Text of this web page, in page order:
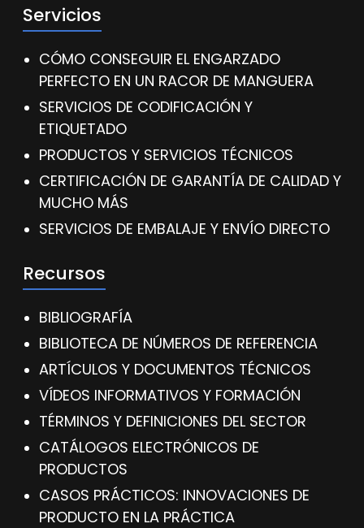
Servicios
CÓMO CONSEGUIR EL ENGARZADO
PERFECTO EN UN RACOR DE MANGUERA
SERVICIOS DE CODIFICACIÓN Y
ETIQUETADO
PRODUCTOS Y SERVICIOS TÉCNICOS
CERTIFICACIÓN DE GARANTÍA DE CALIDAD Y
MUCHO MÁS
SERVICIOS DE EMBALAJE Y ENVÍO DIRECTO
Recursos
BIBLIOGRAFÍA
BIBLIOTECA DE NÚMEROS DE REFERENCIA
ARTÍCULOS Y DOCUMENTOS TÉCNICOS
VÍDEOS INFORMATIVOS Y FORMACIÓN
TÉRMINOS Y DEFINICIONES DEL SECTOR
CATÁLOGOS ELECTRÓNICOS DE
PRODUCTOS
CASOS PRÁCTICOS: INNOVACIONES DE
PRODUCTO EN LA PRÁCTICA